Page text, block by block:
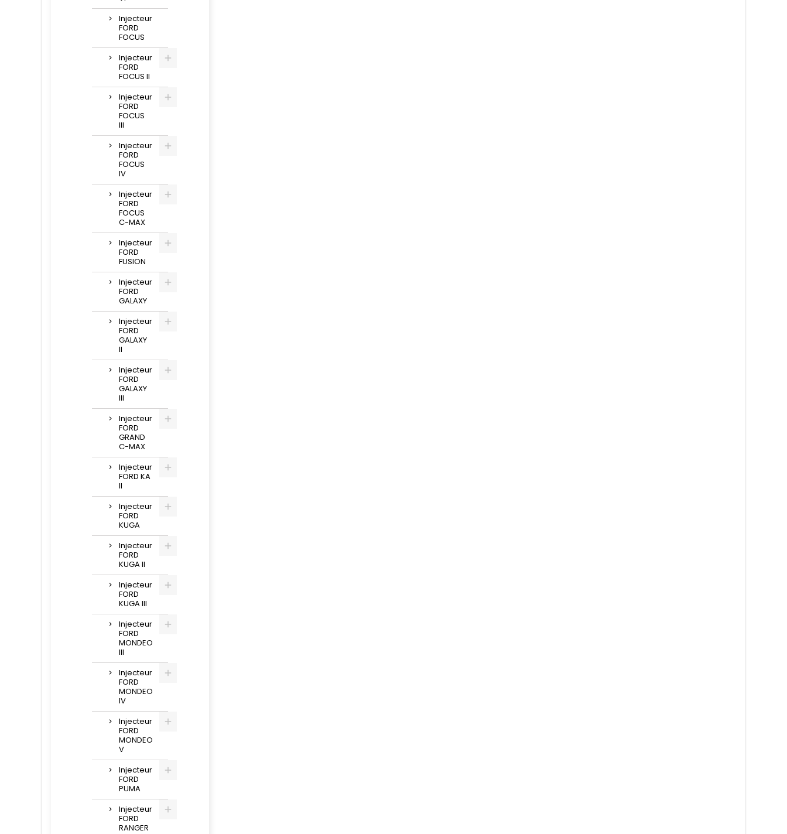
Injecteur
FORD
FOCUS
Injecteur
FORD
FOCUS II
Injecteur
FORD
FOCUS
III
Injecteur
FORD
FOCUS
IV
Injecteur
FORD
FOCUS
C-MAX
Injecteur
FORD
FUSION
Injecteur
FORD
GALAXY
Injecteur
FORD
GALAXY
II
Injecteur
FORD
GALAXY
III
Injecteur
FORD
GRAND
C-MAX
Injecteur
FORD KA
II
Injecteur
FORD
KUGA
Injecteur
FORD
KUGA II
Injecteur
FORD
KUGA III
Injecteur
FORD
MONDEO
III
Injecteur
FORD
MONDEO
IV
Injecteur
FORD
MONDEO
V
Injecteur
FORD
PUMA
Injecteur
FORD
RANGER